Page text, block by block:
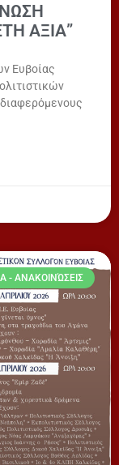
ΑΞΙΑ”
Ευβοίας
- ΑΝΑΚΟΙΝΏΣΕΙΣ